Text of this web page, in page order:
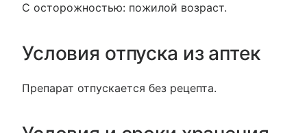
С осторожностью: пожилой возраст.
Условия отпуска из аптек
Препарат отпускается без рецепта.